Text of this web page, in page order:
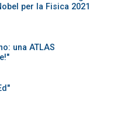
per la Fisica 2021
una ATLAS